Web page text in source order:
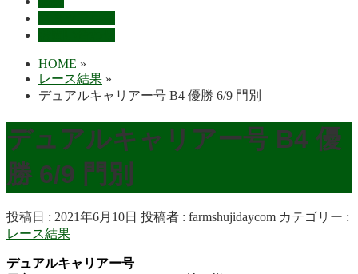
HOME »
レース結果 »
デュアルキャリアー号 B4 優勝 6/9 門別
デュアルキャリアー号 B4 優
勝 6/9 門別
投稿日 : 2021年6月10日 投稿者 : farmshujidaycom カテゴリー :
レース結果
デュアルキャリアー号